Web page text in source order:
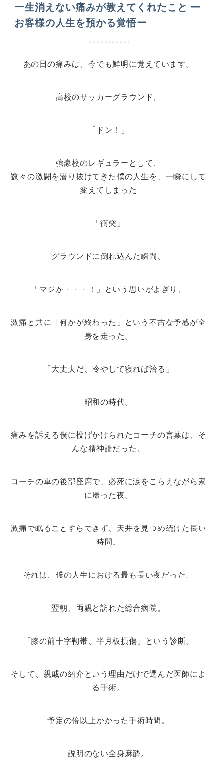
一生消えない痛みが教えてくれたこと ー
お客様の人生を預かる覚悟ー
あの日の痛みは、今でも鮮明に覚えています。
高校のサッカーグラウンド。
「ドン！」
強豪校のレギュラーとして、
数々の激闘を潜り抜けてきた僕の人生を、一瞬にして
変えてしまった
「衝突」
グラウンドに倒れ込んだ瞬間、
「マジか・・・！」という思いがよぎり、
激痛と共に「何かが終わった」という不吉な予感が全
身を走った。
「大丈夫だ、冷やして寝れば治る」
昭和の時代。
痛みを訴える僕に投げかけられたコーチの言葉は、そ
んな精神論だった。
コーチの車の後部座席で、必死に涙をこらえながら家
に帰った夜。
激痛で眠ることすらできず、天井を見つめ続けた長い
時間。
それは、僕の人生における最も長い夜だった。
翌朝、両親と訪れた総合病院。
「膝の前十字靭帯、半月板損傷」という診断。
そして、親戚の紹介という理由だけで選んだ医師によ
る手術。
予定の倍以上かかった手術時間。
説明のない全身麻酔。